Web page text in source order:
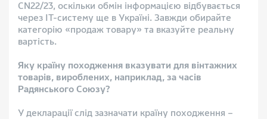
CN22/23, оскільки обмін інформацією відбувається
через ІТ-систему ще в Україні. Завжди обирайте
категорію «продаж товару» та вказуйте реальну
вартість.
Яку країну походження вказувати для вінтажних
товарів, вироблених, наприклад, за часів
Радянського Союзу?
У декларації слід зазначати країну походження –